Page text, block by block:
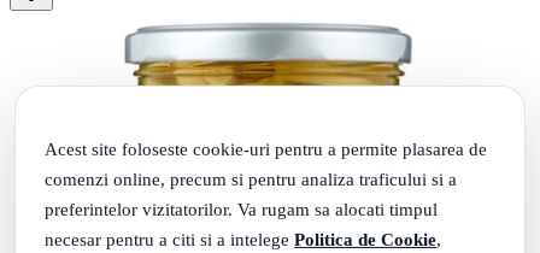
Acest site foloseste cookie-uri pentru a permite plasarea de
comenzi online, precum si pentru analiza traficului si a
preferintelor vizitatorilor. Va rugam sa alocati timpul
necesar pentru a citi si a intelege Politica de Cookie,